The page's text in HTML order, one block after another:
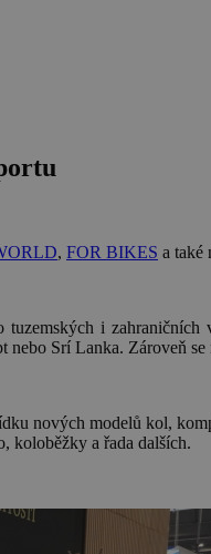
, FOR BIKES a také
i zahraničních
Srí Lanka. Zároveň
nových modelů kol,
koloběžky a řada dalších.